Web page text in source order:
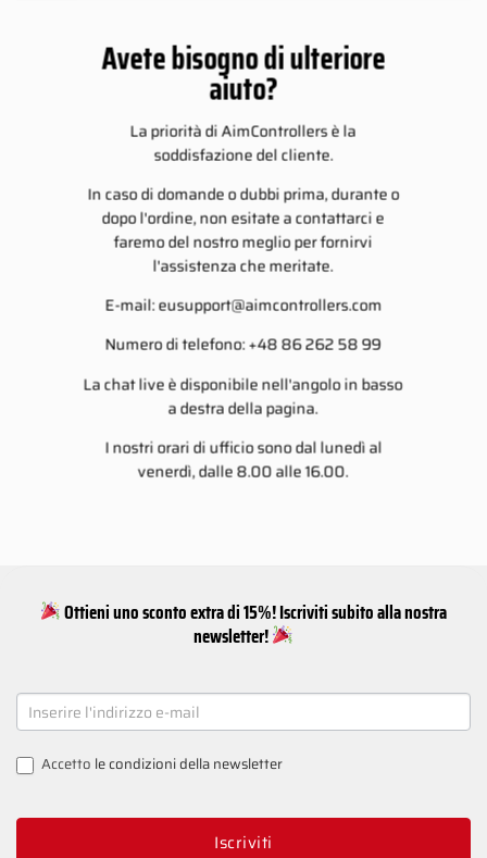
Avete bisogno di ulteriore
aiuto?
La priorità di AimControllers è la
soddisfazione del cliente.
In caso di domande o dubbi prima, durante o
dopo l'ordine, non esitate a contattarci e
faremo del nostro meglio per fornirvi
l'assistenza che meritate.
E-mail:eusupport@aimcontrollers.com
Numero di telefono: +48 86 262 58 99
La chat live è disponibile nell'angolo in basso
a destra della pagina.
I nostri orari di ufficio sono dal lunedì al
venerdì, dalle 8.00 alle 16.00.
Ottieni uno sconto extra di 15%! Iscriviti subito alla nostra
newsletter!
NEWSLETTER
SIGNUP
Accetto le condizioni della newsletter
Iscriviti